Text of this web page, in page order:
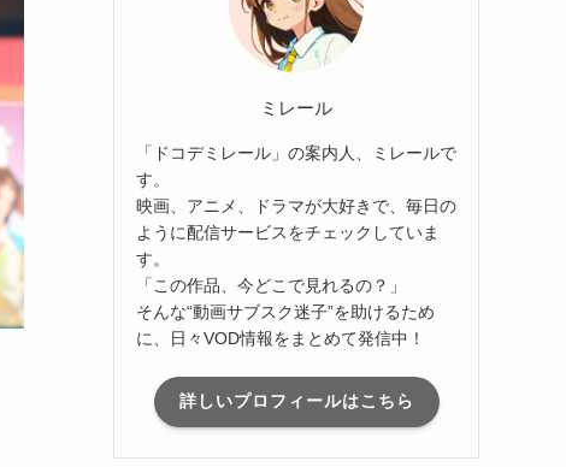
ミレール
「ドコデミレール」の案内人、ミレールで
す。
映画、アニメ、ドラマが大好きで、毎日の
ように配信サービスをチェックしていま
す。
「この作品、今どこで見れるの？」
そんな“動画サブスク迷子”を助けるため
に、日々VOD情報をまとめて発信中！
詳しいプロフィールはこちら